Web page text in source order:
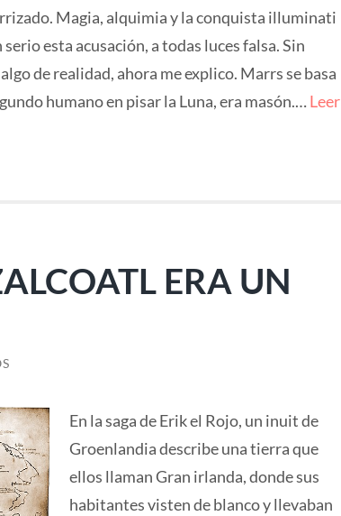
Magia, alquimia y la conquista illuminati
esta acusación, a todas luces falsa. Sin
de realidad, ahora me explico. Marrs se basa
humano en pisar la Luna, era masón.…Leer
ERA UN
En la saga de Erik el Rojo, un inuit de
Groenlandia describe una tierra que
ellos llaman Gran irlanda, donde sus
habitantes visten de blanco y llevaban